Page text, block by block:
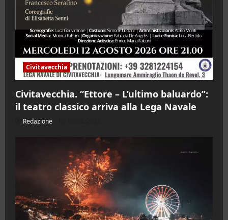
Civitavecchia
Civitavecchia. “Ettore – L’ultimo baluardo”:
il teatro classico arriva alla Lega Navale
Redazione